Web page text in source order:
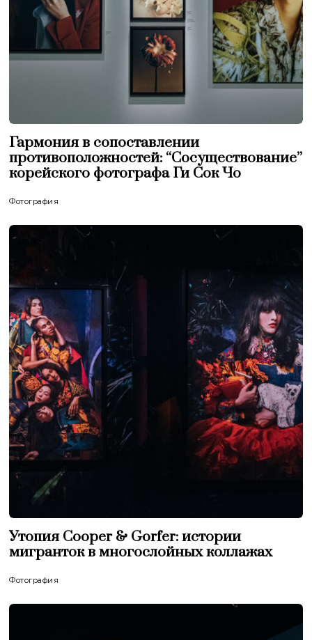
Гармония в сопоставлении
противоположностей: “Сосуществование”
корейского фотографа Ги Сок Чо
Фотография
Утопия Cooper & Gorfer: истории
мигранток в многослойных коллажах
Фотография